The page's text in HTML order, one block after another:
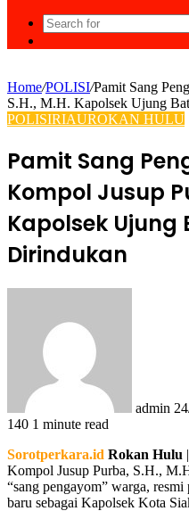
Home/POLISI/Pamit Sang
S.H., M.H. Kapolsek Ujung
POLISIRIAUROKAN HULU
Pamit Sang
Kompol Jusup
Kapolsek Ujung
Dirindukan
admin
140 1 minute read
Sorotperkara.id Rokan Hulu
Kompol Jusup Purba, S.H.,
“sang pengayom” warga,
baru sebagai Kapolsek Kota